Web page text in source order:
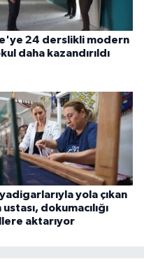
24 derslikli modern
daha kazandırıldı
yola çıkan
ustası, dokumacılığı
aktarıyor